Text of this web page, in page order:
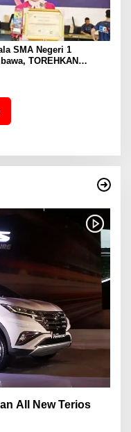
SMA Negeri 1
TOREHKAN
All New Terios